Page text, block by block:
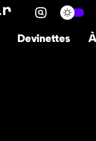
Devinettes